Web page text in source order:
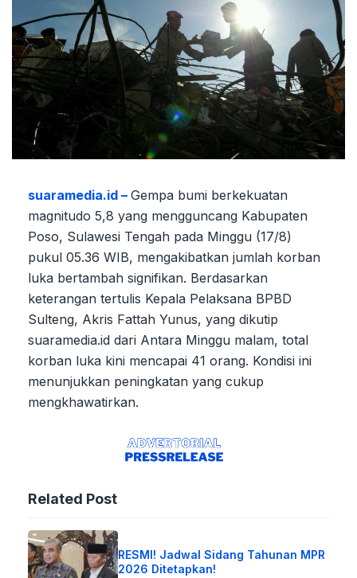
suaramedia.id – Gempa bumi berkekuatan
magnitudo 5,8 yang mengguncang Kabupaten
Poso, Sulawesi Tengah pada Minggu (17/8)
pukul 05.36 WIB, mengakibatkan jumlah korban
luka bertambah signifikan. Berdasarkan
keterangan tertulis Kepala Pelaksana BPBD
Sulteng, Akris Fattah Yunus, yang dikutip
suaramedia.id dari Antara Minggu malam, total
korban luka kini mencapai 41 orang. Kondisi ini
menunjukkan peningkatan yang cukup
mengkhawatirkan.
Related Post
RESMI! Jadwal Sidang Tahunan MPR
2026 Ditetapkan!